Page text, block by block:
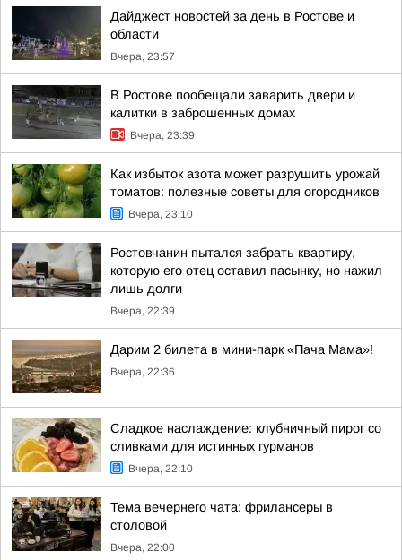
Дайджест новостей за день в Ростове и
области
Вчера, 23:57
В Ростове пообещали заварить двери и
калитки в заброшенных домах
Вчера, 23:39
Как избыток азота может разрушить урожай
томатов: полезные советы для огородников
Вчера, 23:10
Ростовчанин пытался забрать квартиру,
которую его отец оставил пасынку, но нажил
лишь долги
Вчера, 22:39
Дарим 2 билета в мини-парк «Пача Мама»!
Вчера, 22:36
Сладкое наслаждение: клубничный пирог со
сливками для истинных гурманов
Вчера, 22:10
Тема вечернего чата: фрилансеры в
столовой
Вчера, 22:00